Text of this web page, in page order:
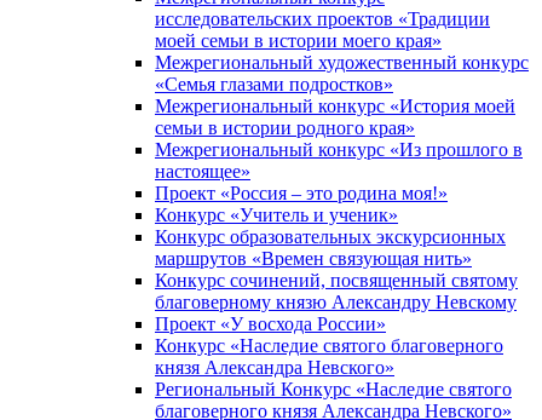
исследовательских проектов «Традиции
моей семьи в истории моего края»
Межрегиональный художественный конкурс
«Семья глазами подростков»
Межрегиональный конкурс «История моей
семьи в истории родного края»
Межрегиональный конкурс «Из прошлого в
настоящее»
Проект «Россия – это родина моя!»
Конкурс «Учитель и ученик»
Конкурс образовательных экскурсионных
маршрутов «Времен связующая нить»
Конкурс сочинений, посвященный святому
благоверному князю Александру Невскому
Проект «У восхода России»
Конкурс «Наследие святого благоверного
князя Александра Невского»
Региональный Конкурс «Наследие святого
благоверного князя Александра Невского»